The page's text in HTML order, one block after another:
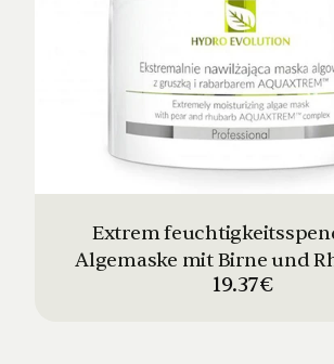
Extrem
Algemaske mit Birne und
19.37€